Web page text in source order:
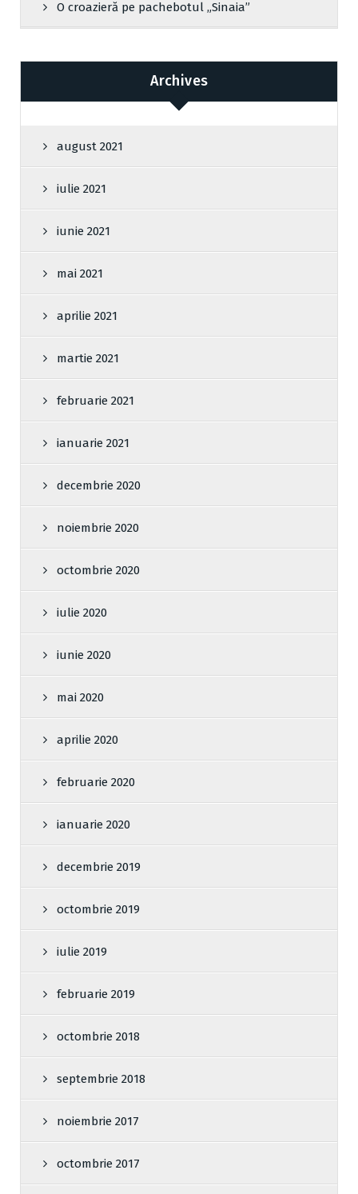
O croazieră pe pachebotul „Sinaia”
Archives
august 2021
iulie 2021
iunie 2021
mai 2021
aprilie 2021
martie 2021
februarie 2021
ianuarie 2021
decembrie 2020
noiembrie 2020
octombrie 2020
iulie 2020
iunie 2020
mai 2020
aprilie 2020
februarie 2020
ianuarie 2020
decembrie 2019
octombrie 2019
iulie 2019
februarie 2019
octombrie 2018
septembrie 2018
noiembrie 2017
octombrie 2017